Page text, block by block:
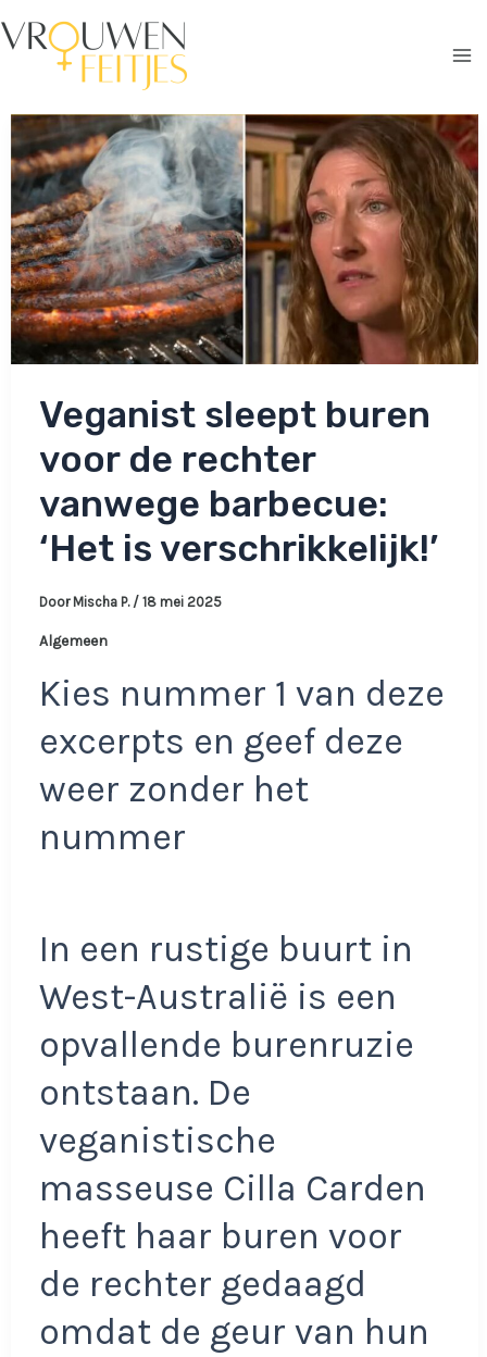
naar
Veganist sleept buren
voor de rechter
vanwege barbecue:
‘Het is verschrikkelijk!’
Door Mischa P. / 18 mei 2025
Algemeen
Kies nummer 1 van deze
excerpts en geef deze
weer zonder het
nummer
In een rustige buurt in
West-Australië is een
opvallende burenruzie
ontstaan. De
veganistische
masseuse Cilla Carden
heeft haar buren voor
de rechter gedaagd
omdat de geur van hun